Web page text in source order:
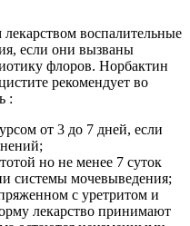
воспалительные
если они вызваны
флоров. Норбактин
рекомендует во
:
от 3 до 7 дней, если
но не менее 7 суток
системы мочевыведения;
с уретритом и
лекарство принимают